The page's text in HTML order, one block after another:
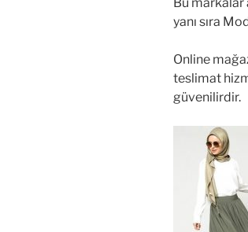
Bu markalar
yanı sıra
Online
teslimat
güvenilirdir.